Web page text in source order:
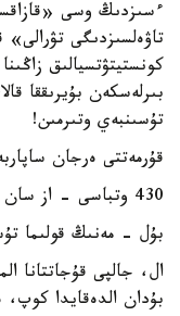
ءسىزدىڭ وسى
تاۋەلسىزدىگى تۋرالى»
كونستيتۋتسيالىق
بىرلەسكەن بۇيرىققا
تۇسىنبەي وتىرمىن!
قۇرمەتتى ەرجان
430 وتباسى - از سان ەمەس، مىڭنان استام ادام!
بۇل - مەنىڭ قولىما
ال، جالپى قۇجاتتانا
بۇدان الدەقايدا